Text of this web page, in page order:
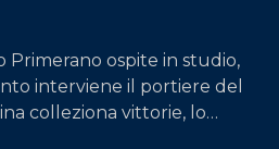
Primerano ospite in studio,
interviene il portiere del
colleziona vittorie, lo